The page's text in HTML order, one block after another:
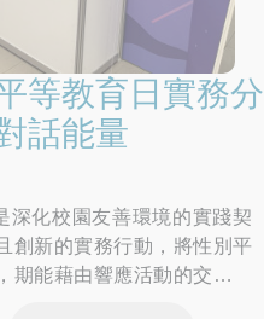
等教育日實務分
話能量
深化校園友善環境的實踐契
創新的實務行動，將性別平
期能藉由響應活動的交流，